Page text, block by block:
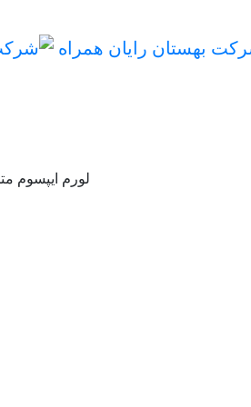
لورم ایپسوم